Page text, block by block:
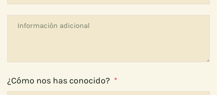
¿Cómo nos has conocido? *